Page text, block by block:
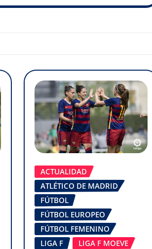
ACTUALIDAD
ATLÉTICO DE MADRID
FÚTBOL
FÚTBOL EUROPEO
FÚTBOL FEMENINO
LIGA F
LIGA F MOEVE